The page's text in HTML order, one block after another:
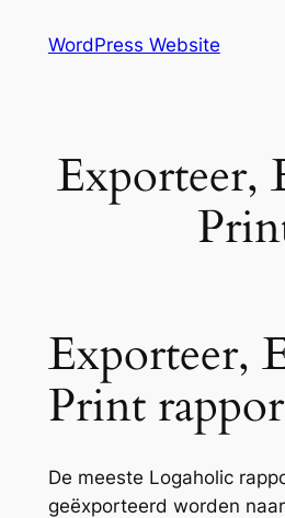
WordPress Website
Exporteer,
Exporteer,
Print
De meeste Logaholic
geëxporteerd worden